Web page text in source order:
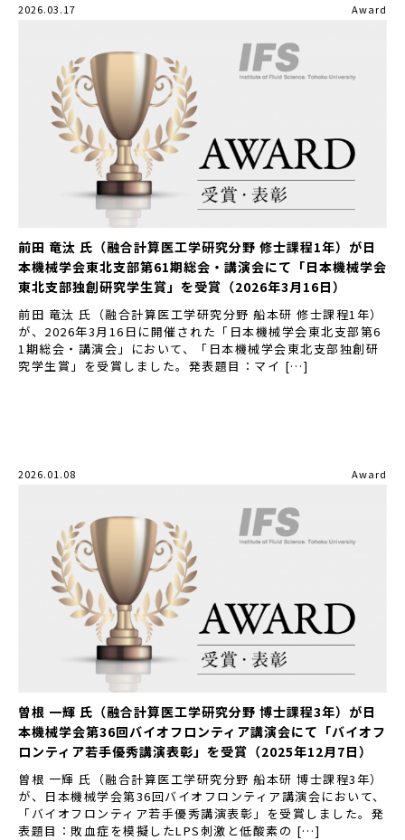
2026.03.17 Award
前田 竜汰 氏（融合計算医工学研究分野 修士課程1年）が日
本機械学会東北支部第61期総会・講演会にて「日本機械学会
東北支部独創研究学生賞」を受賞（2026年3月16日）
前田 竜汰 氏（融合計算医工学研究分野 船本研 修士課程1年）
が、2026年3月16日に開催された「日本機械学会東北支部第6
1期総会・講演会」において、「日本機械学会東北支部独創研
究学生賞」を受賞しました。発表題目：マイ […]
2026.01.08 Award
曽根 一輝 氏（融合計算医工学研究分野 博士課程3年）が日
本機械学会第36回バイオフロンティア講演会にて「バイオフ
ロンティア若手優秀講演表彰」を受賞（2025年12月7日）
曽根 一輝 氏（融合計算医工学研究分野 船本研 博士課程3年）
が、日本機械学会第36回バイオフロンティア講演会において、
「バイオフロンティア若手優秀講演表彰」を受賞しました。発
表題目：敗血症を模擬したLPS刺激と低酸素の […]